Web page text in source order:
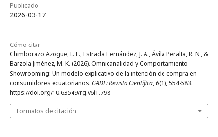
Publicado
2026-03-17
Cómo citar
Chimborazo Azogue, L. E., Estrada Hernández, J. A., Ávila Peralta, R. N., &
Barzola Jiménez, M. K. (2026). Omnicanalidad y Comportamiento
Showrooming: Un modelo explicativo de la intención de compra en
consumidores ecuatorianos. GADE: Revista Científica,6(1), 554-583.
https://doi.org/10.63549/rg.v6i1.798
Formatos de citación